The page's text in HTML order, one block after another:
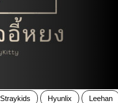
Straykids Hyunlix Leehan